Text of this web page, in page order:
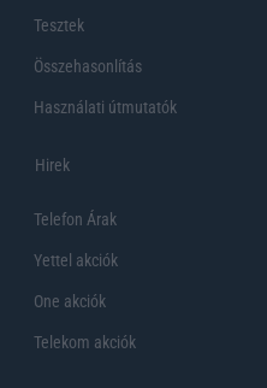
Tesztek
Összehasonlítás
Használati útmutatók
Hirek
Telefon Árak
Yettel akciók
One akciók
Telekom akciók